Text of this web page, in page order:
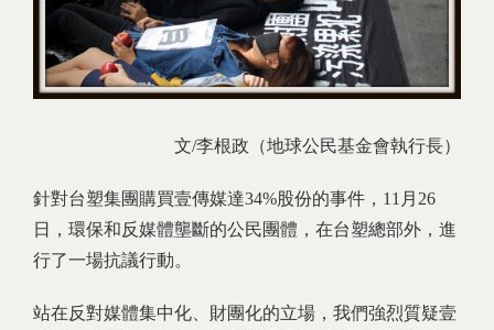
文/李根政（地球公民基金會執行長）
針對台塑集團購買壹傳媒達34%股份的事件，11月26
日，環保和反媒體壟斷的公民團體，在台塑總部外，進
行了一場抗議行動。
站在反對媒體集中化、財團化的立場，我們強烈質疑壹